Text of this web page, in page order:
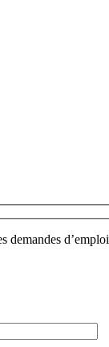
demandes